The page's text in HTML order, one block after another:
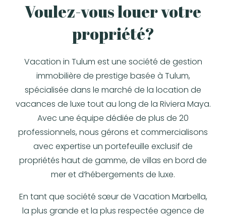
Voulez-vous louer votre
propriété?
Vacation in Tulum est une société de gestion
immobilière de prestige basée à Tulum,
spécialisée dans le marché de la location de
vacances de luxe tout au long de la Riviera Maya.
Avec une équipe dédiée de plus de 20
professionnels, nous gérons et commercialisons
avec expertise un portefeuille exclusif de
propriétés haut de gamme, de villas en bord de
mer et d’hébergements de luxe.
En tant que société sœur de Vacation Marbella,
la plus grande et la plus respectée agence de